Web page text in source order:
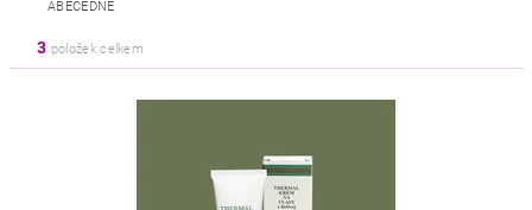
ABECEDNĚ
3 položek celkem